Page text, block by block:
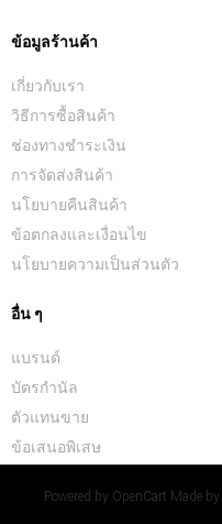
ข้อมูลร้านค้า
เกี่ยวกับเรา
วิธีการซื้อสินค้า
ช่องทางชำระเงิน
การจัดส่งสินค้า
นโยบายคืนสินค้า
ข้อตกลงและเงื่อนไข
นโยบายความเป็นส่วนตัว
อื่น ๆ
แบรนด์
บัตรกำนัล
ตัวแทนขาย
ข้อเสนอพิเสษ
Powered by OpenCart Made by